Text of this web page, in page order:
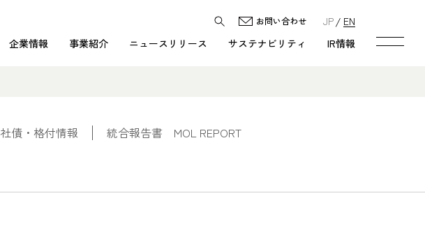
企業情報 事業紹介 ニュースリリース サステナビリティ IR情報
お問い合わせ JP EN
社債・格付情報
統合報告書 MOL REPORT